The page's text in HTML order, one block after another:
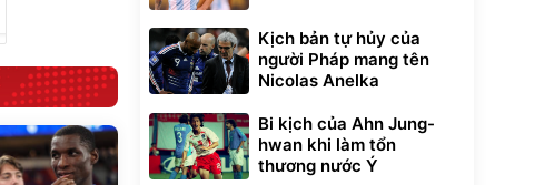
Kịch bản tự hủy của
người Pháp mang tên
Nicolas Anelka
Bi kịch của Ahn Jung-
hwan khi làm tổn
thương nước Ý